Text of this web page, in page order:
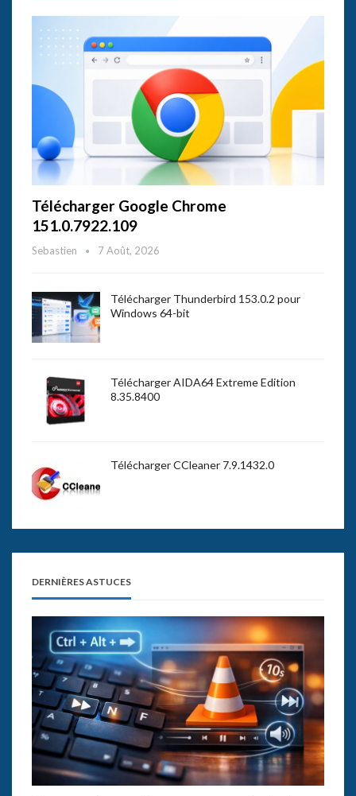
Télécharger Google Chrome
151.0.7922.109
Sebastien 7 Août, 2026
Télécharger Thunderbird 153.0.2 pour
Windows 64-bit
Télécharger AIDA64 Extreme Edition
8.35.8400
Télécharger CCleaner 7.9.1432.0
DERNIÈRES ASTUCES